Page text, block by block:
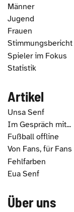
Männer
Jugend
Frauen
Stimmungsbericht
Spieler im Fokus
Statistik
Artikel
Unsa Senf
Im Gespräch mit...
Fußball offline
Von Fans, für Fans
Fehlfarben
Eua Senf
Über uns